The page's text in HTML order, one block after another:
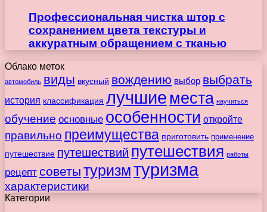
Профессиональная чистка штор с
сохранением цвета текстуры и
аккуратным обращением с тканью
Облако меток
автомобиль виды вкусный вождению выбор выбрать
история классификация лучшиеместа научиться
обучение основные особенности откройте
правильно преимущества приготовить применение
путешествие путешествий путешествия работы
рецепт советы туризмтуризма
характеристики
Категории